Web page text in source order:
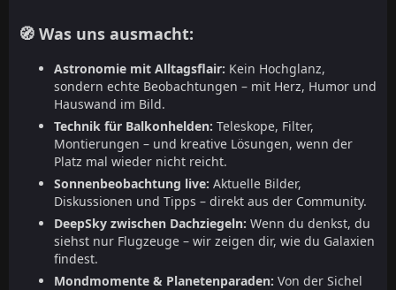
🧭 Was uns ausmacht:
Astronomie mit Alltagsflair: Kein Hochglanz,
sondern echte Beobachtungen – mit Herz, Humor und
Hauswand im Bild.
Technik für Balkonhelden: Teleskope, Filter,
Montierungen – und kreative Lösungen, wenn der
Platz mal wieder nicht reicht.
Sonnenbeobachtung live: Aktuelle Bilder,
Diskussionen und Tipps – direkt aus der Community.
DeepSky zwischen Dachziegeln: Wenn du denkst, du
siehst nur Flugzeuge – wir zeigen dir, wie du Galaxien
findest.
Mondmomente & Planetenparaden: Von der Sichel